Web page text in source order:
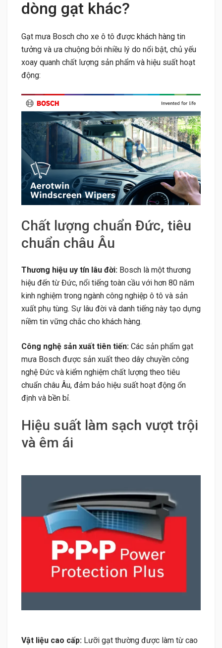
dòng gạt khác?
Gạt mưa Bosch cho xe ô tô được khách hàng tin
tưởng và ưa chuộng bởi nhiều lý do nổi bật, chủ yếu
xoay quanh chất lượng sản phẩm và hiệu suất hoạt
động:
Chất lượng chuẩn Đức, tiêu
chuẩn châu Âu
Thương hiệu uy tín lâu đời: Bosch là một thương
hiệu đến từ Đức, nổi tiếng toàn cầu với hơn 80 năm
kinh nghiệm trong ngành công nghiệp ô tô và sản
xuất phụ tùng. Sự lâu đời và danh tiếng này tạo dựng
niềm tin vững chắc cho khách hàng.
Công nghệ sản xuất tiên tiến: Các sản phẩm gạt
mưa Bosch được sản xuất theo dây chuyền công
nghệ Đức và kiểm nghiệm chất lượng theo tiêu
chuẩn châu Âu, đảm bảo hiệu suất hoạt động ổn
định và bền bỉ.
Hiệu suất làm sạch vượt trội
và êm ái
Vật liệu cao cấp: Lưỡi gạt thường được làm từ cao